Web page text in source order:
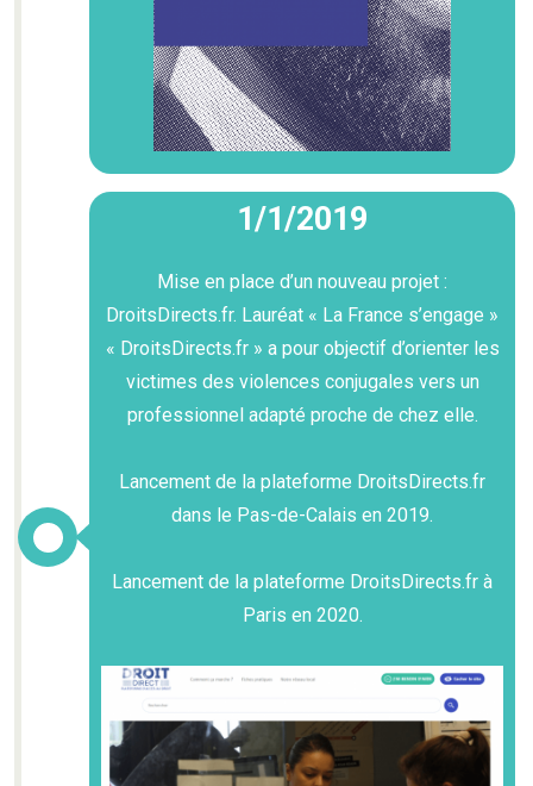
1/1/2019
Mise en place d’un nouveau projet :
DroitsDirects.fr. Lauréat « La France s’engage »
« DroitsDirects.fr » a pour objectif d’orienter les
victimes des violences conjugales vers un
professionnel adapté proche de chez elle.
Lancement de la plateforme DroitsDirects.fr
dans le Pas-de-Calais en 2019.
Lancement de la plateforme DroitsDirects.fr à
Paris en 2020.